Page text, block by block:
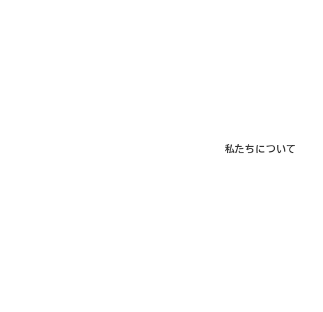
私たちについて